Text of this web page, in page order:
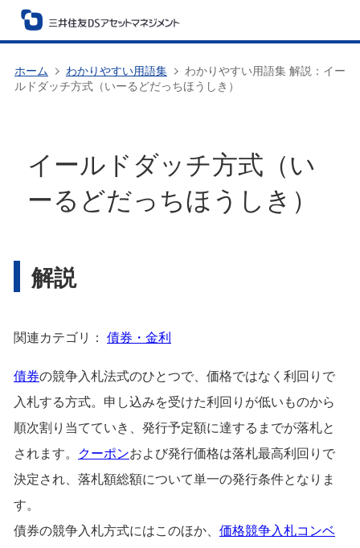
ホーム わかりやすい用語集
わかりやすい用語集 解説：イー
ルドダッチ方式（いーるどだっちほうしき）
イールドダッチ方式（い
ーるどだっちほうしき）
解説
関連カテゴリ： 債券・金利
債券の競争入札法式のひとつで、価格ではなく利回りで
入札する方式。申し込みを受けた利回りが低いものから
順次割り当てていき、発行予定額に達するまでが落札と
されます。 クーポンおよび発行価格は落札最高利回りで
決定され、落札額総額について単一の発行条件となりま
す。
債券の競争入札方式にはこのほか、 価格競争入札コンベ